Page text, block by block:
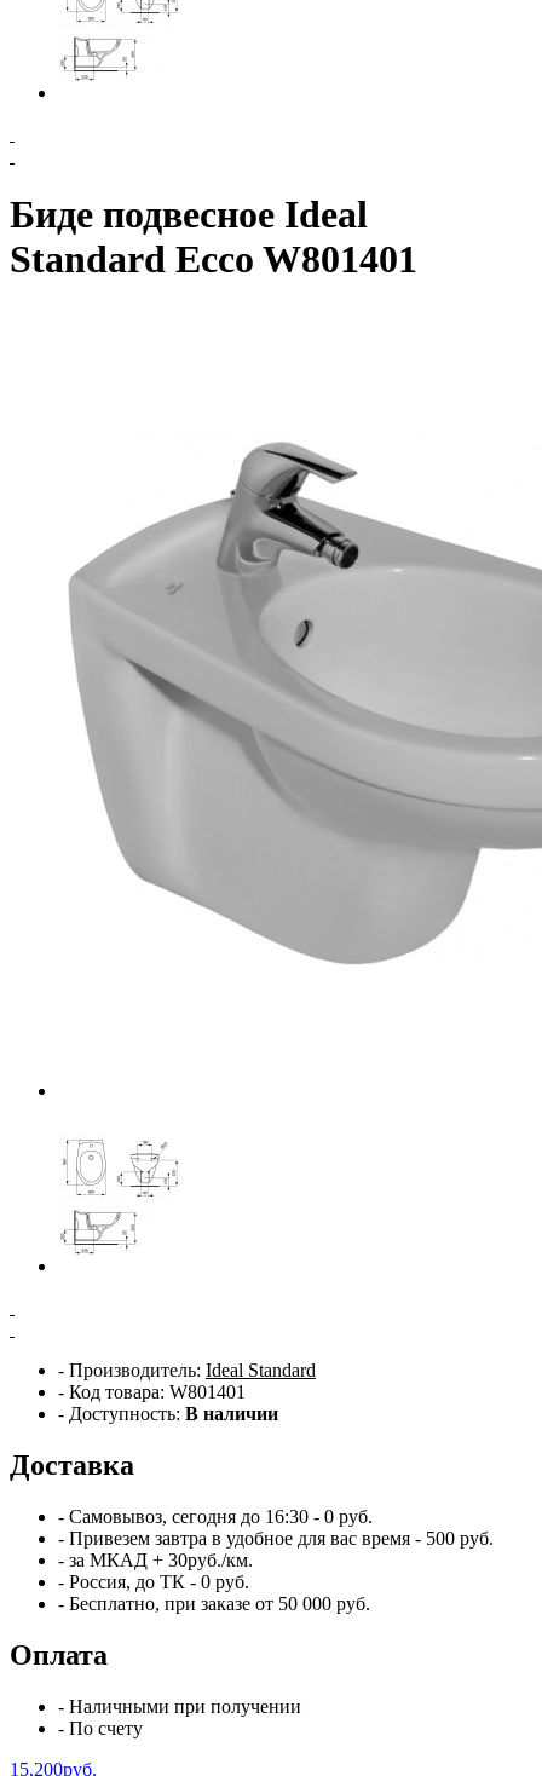
Биде подвесное Ideal
Standard Ecco W801401
- Производитель: Ideal Standard
- Код товара: W801401
- Доступность: В наличии
Доставка
- Самовывоз, сегодня до 16:30 - 0 руб.
- Привезем завтра в удобное для вас время - 500 руб.
- за МКАД + 30руб./км.
- Россия, до ТК - 0 руб.
- Бесплатно, при заказе от 50 000 руб.
Оплата
- Наличными при получении
- По счету
15,200руб.